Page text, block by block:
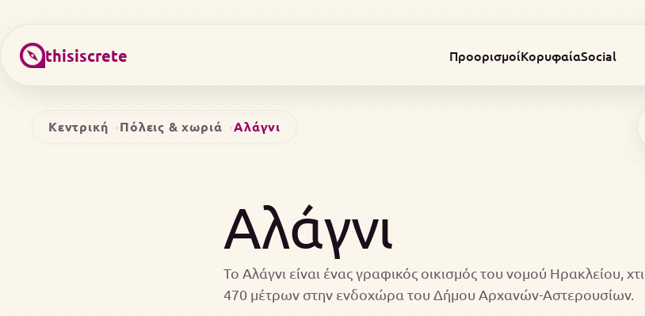
thisiscrete ΠροορισμοίΚορυφαίαSocial
Κεντρική Πόλεις & χωριά Αλάγνι
Αλάγνι
Το Αλάγνι είναι ένας γραφικός οικισμός του νομού Ηρακλείου,
470 μέτρων στην ενδοχώρα του Δήμου Αρχανών-Αστερουσίων.